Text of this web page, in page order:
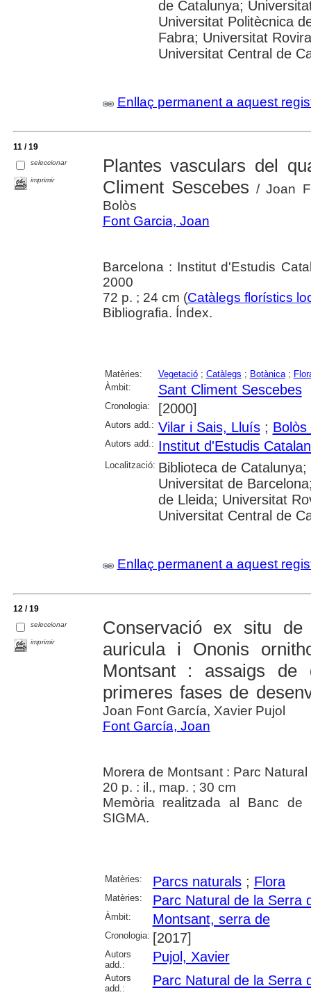
de Catalunya;
Universitat Politècnica
Fabra; Universitat
Universitat Central de
Enllaç permanent a aquest
11 / 19
seleccionar
imprimir
Plantes vasculars del
Climent Sescebes / Joan
Bolòs
Font Garcia, Joan
Barcelona : Institut d'Estudis
2000
72 p. ; 24 cm (Catàlegs florístics
Bibliografia. Índex.
Matèries: Vegetació; Catàlegs ; Botànica;
Àmbit:
Sant Climent Sescebes
Cronologia: [2000]
Autors add.: Vilar i Sais, Lluís;
Autors add.: Institut d'Estudis
Localització: Biblioteca de
Universitat de
de Lleida; Universitat
Universitat Central de
Enllaç permanent a aquest
12 / 19
seleccionar
imprimir
Conservació ex situ
auricula i Ononis
Montsant : assaigs de
primeres fases de
Joan Font García, Xavier Pujol
Font García, Joan
Morera de Montsant : Parc
20 p. : il., map. ; 30 cm
Memòria realitzada al Banc
SIGMA.
Matèries: Parcs naturals; Flora
Matèries: Parc Natural de la Serra
Àmbit: Montsant, serra de
Cronologia: [2017]
Autors
add.:
Pujol, Xavier
Autors
add.:
Parc Natural de la Serra